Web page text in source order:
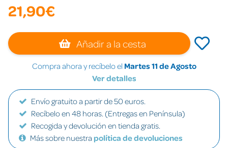
21,90€
Añadir a la cesta
Compra ahora y recíbelo el Martes 11 de Agosto
Ver detalles
Envío gratuito a partir de 50 euros.
Recíbelo en 48 horas. (Entregas en Península)
Recogida y devolución en tienda gratis.
Más sobre nuestra política de devoluciones